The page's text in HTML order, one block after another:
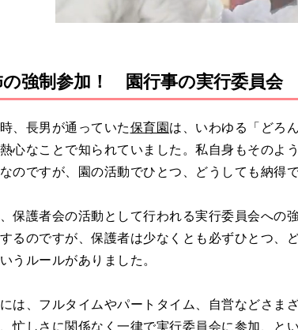
強制参加！ 園行事の実行委員会
、長男が通っていた保育園は、いわゆる「どろ
心なことで知られていました。私自身もそのよ
のですが、園の活動でひとつ、どうしても納得
保護者会の活動として行われる実行委員会への
るのですが、保護者は少なくとも必ずひとつ、
うルールがありました。
は、フルタイムやパートタイム、自営などさま
忙しさに関係なく一律で実行委員会に参加、と